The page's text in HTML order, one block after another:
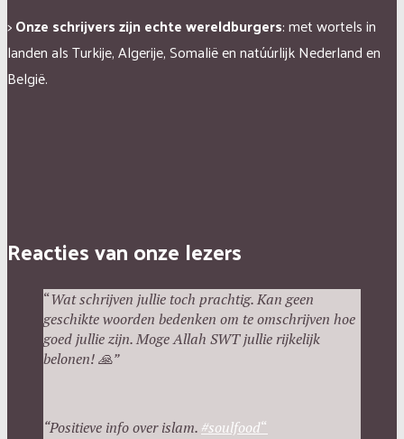
>Onze schrijvers zijn echte wereldburgers: met wortels in
landen als Turkije, Algerije, Somalië en natúúrlijk Nederland en
België.
Reacties van onze lezers
“Wat schrijven jullie toch prachtig. Kan geen
geschikte woorden bedenken om te omschrijven hoe
goed jullie zijn. Moge Allah SWT jullie rijkelijk
belonen!🙏”
“Positieve info over islam. #soulfood“